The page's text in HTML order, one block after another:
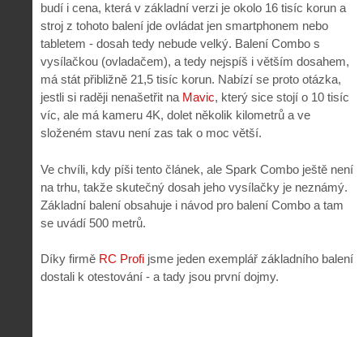
budí i cena, která v základní verzi je okolo 16 tisíc korun a
stroj z tohoto balení jde ovládat jen smartphonem nebo
tabletem - dosah tedy nebude velký. Balení Combo s
vysílačkou (ovladačem), a tedy nejspíš i větším dosahem,
má stát přibližně 21,5 tisíc korun. Nabízí se proto otázka,
jestli si raději nenašetřit na Mavic, který sice stojí o 10 tisíc
víc, ale má kameru 4K, dolet několik kilometrů a ve
složeném stavu není zas tak o moc větší.
Ve chvíli, kdy píši tento článek, ale Spark Combo ještě není
na trhu, takže skutečný dosah jeho vysílačky je neznámý.
Základní balení obsahuje i návod pro balení Combo a tam
se uvádí 500 metrů.
Díky firmě RC Profi jsme jeden exemplář základního balení
dostali k otestování - a tady jsou první dojmy.